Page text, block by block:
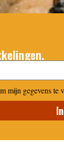
gegevens te